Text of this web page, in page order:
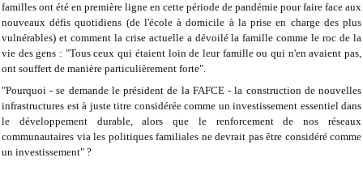
familles ont été en première ligne en cette période de pandémie pour faire face aux
nouveaux défis quotidiens (de l'école à domicile à la prise en charge des plus
vulnérables) et comment la crise actuelle a dévoilé la famille comme le roc de la
vie des gens : "Tous ceux qui étaient loin de leur famille ou qui n'en avaient pas,
ont souffert de manière particulièrement forte".
"Pourquoi - se demande le président de la FAFCE - la construction de nouvelles
infrastructures est à juste titre considérée comme un investissement essentiel dans
le développement durable, alors que le renforcement de nos réseaux
communautaires via les politiques familiales ne devrait pas être considéré comme
un investissement" ?